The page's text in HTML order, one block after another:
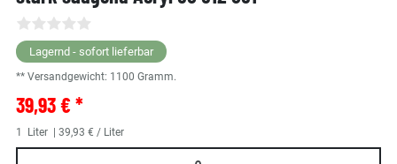
Lagernd - sofort lieferbar
** Versandgewicht: 1100 Gramm.
39,93 € *
1 Liter | 39,93 € / Liter